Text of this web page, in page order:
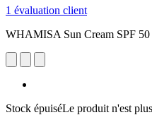
1 évaluation client
WHAMISA Sun Cream SPF 50
Stock épuiséLe produit n'est